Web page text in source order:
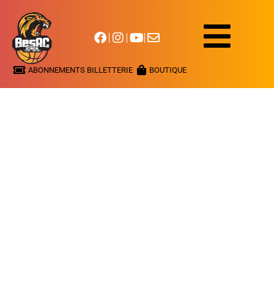
ABONNEMENTS BILLETTERIE BOUTIQUE